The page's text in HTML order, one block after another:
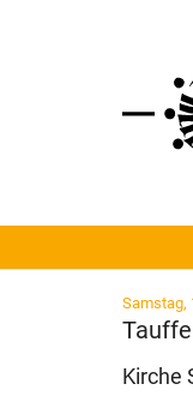
Samstag,
Kirche